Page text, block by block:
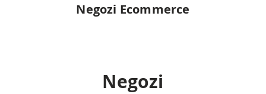
Negozi Ecommerce
Negozi